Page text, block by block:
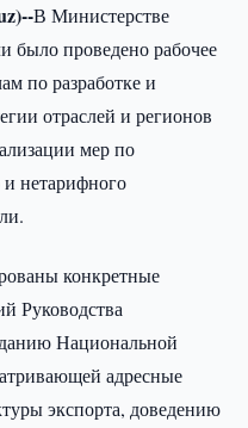
В Министерстве
было проведено рабочее
по разработке и
отраслей и регионов
мер по
нетарифного
конкретные
Руководства
Национальной
адресные
экспорта, доведению